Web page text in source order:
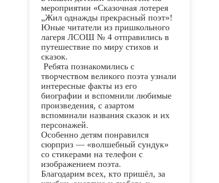
мероприятии «Сказочная лотерея
„Жил однажды прекрасный поэт»!
Юные читатели из пришкольного
лагеря ЛСОШ № 4 отправились в
путешествие по миру стихов и
сказок.
Ребята познакомились с
творчеством великого поэта узнали
интересные факты из его
биографии и вспомнили любимые
произведения, с азартом
вспоминали названия сказок и их
персонажей.
Особенно детям понравился
сюрприз — «волшебный сундук»
со стикерами на телефон с
изображением поэта.
Благодарим всех, кто пришёл, за